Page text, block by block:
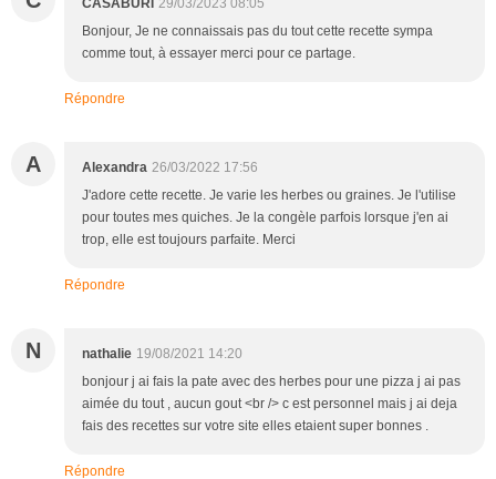
CASABURI 29/03/2023 08:05
Bonjour, Je ne connaissais pas du tout cette recette sympa
comme tout, à essayer merci pour ce partage.
Répondre
A Alexandra 26/03/2022 17:56
J'adore cette recette. Je varie les herbes ou graines. Je l'utilise
pour toutes mes quiches. Je la congèle parfois lorsque j'en ai
trop, elle est toujours parfaite. Merci
Répondre
N nathalie 19/08/2021 14:20
bonjour j ai fais la pate avec des herbes pour une pizza j ai pas
aimée du tout , aucun gout <br /> c est personnel mais j ai deja
fais des recettes sur votre site elles etaient super bonnes .
Répondre